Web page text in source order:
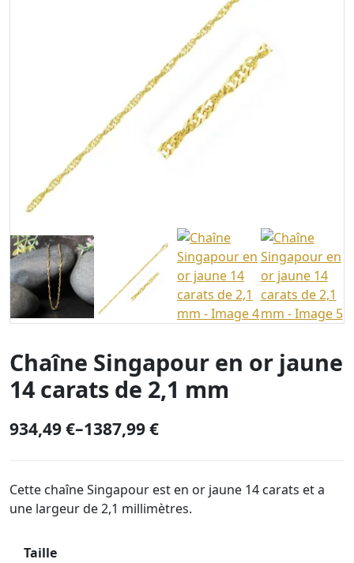
Chaîne Singapour en or jaune
14 carats de 2,1 mm
934,49€–1387,99€
P
i
c
Cette chaîne Singapour est en or jaune 14 carats et a
une largeur de 2,1 millimètres.
Taille